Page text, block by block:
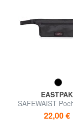
EASTPAK
SAFEWAIST
voyage22,00 €